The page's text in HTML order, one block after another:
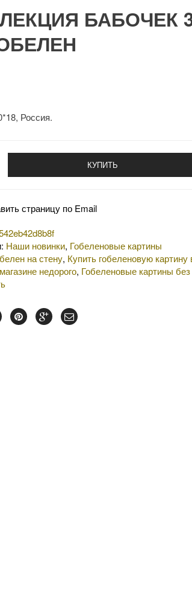
БАБОЧЕК
Россия.
КУПИТЬ
страницу по Email
Наши новинки, Гобеленовые картины
на стену, Купить гобеленовую картину
недорого, Гобеленовые картины без